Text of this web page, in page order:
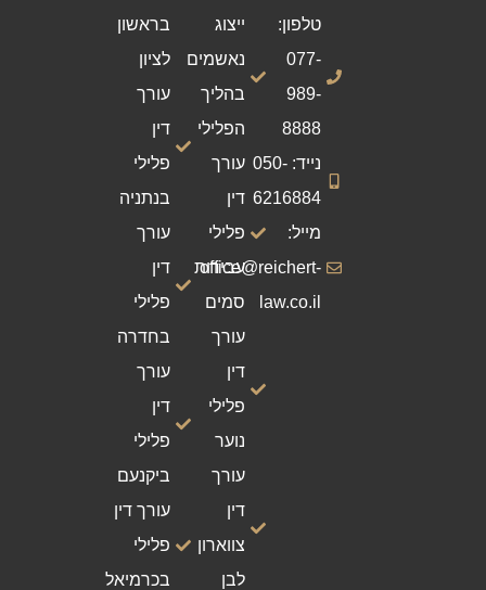
טלפון:
077-
989-
8888
נייד: 050-
6216884
מייל:
office@reichert-
law.co.il
ייצוג
נאשמים
בהליך
הפלילי
עורך
דין
פלילי
עבירות
סמים
עורך
דין
פלילי
נוער
עורך
דין
צווארון
לבן
בראשון
לציון
עורך
דין
פלילי
בנתניה
עורך
דין
פלילי
בחדרה
עורך
דין
פלילי
ביקנעם
עורך דין
פלילי
בכרמיאל